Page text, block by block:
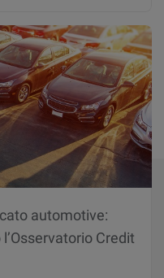
automotive:
Credit